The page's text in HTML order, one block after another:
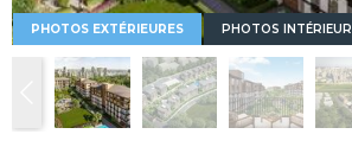
PHOTOS EXTÉRIEURES PHOTOS INTÉRIEUR